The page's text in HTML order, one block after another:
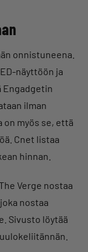
onnistuneena.
näyttöön ja
Engadgetin
ilman
myös se, että
Cnet listaa
hinnan.
Verge nostaa
nostaa
Sivusto löytää